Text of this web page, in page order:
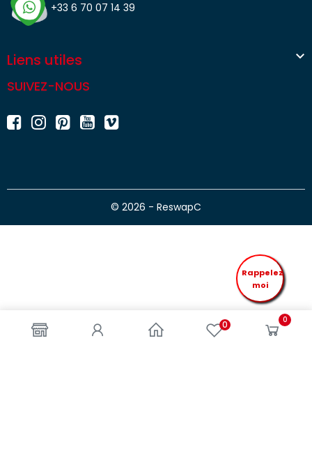
0 0
+33 6 70 07 14 39
Liens utiles 
SUIVEZ-NOUS
© 2026 - ReswapC
Rappelez
moi